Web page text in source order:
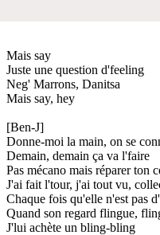
Mais say
Juste une question d'feeling
Neg' Marrons, Danitsa
Mais say, hey
[Ben-J]
Donne-moi la main, on se
Demain, demain ça va l'faire
Pas mécano mais réparer ton
J'ai fait l'tour, j'ai tout vu,
Chaque fois qu'elle n'est pas
Quand son regard flingue,
J'lui achète un bling-bling